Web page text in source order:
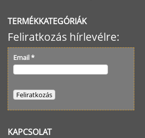
TERMÉKKATEGÓRIÁK
Feliratkozás hírlevélre:
Email*
KAPCSOLAT